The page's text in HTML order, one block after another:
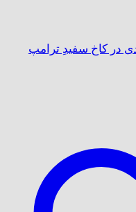
در کاخ سفیدِ ترامپ